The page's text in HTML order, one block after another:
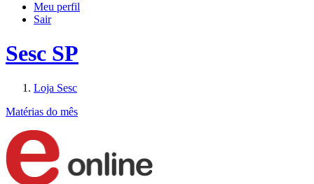
Meu perfil
Sair
Sesc SP
Loja Sesc
Matérias do mês